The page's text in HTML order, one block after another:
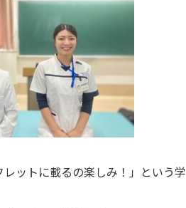
ットに載るの楽しみ！」という学